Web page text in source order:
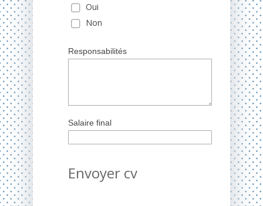
Oui
Non
Responsabilités
Salaire final
Envoyer cv